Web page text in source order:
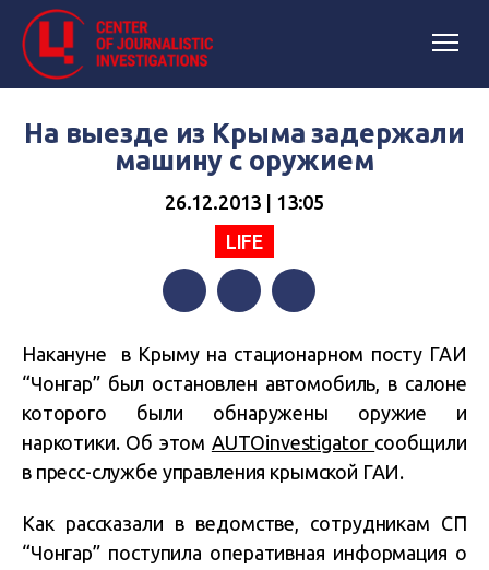
На выезде из Крыма задержали
машину с оружием
26.12.2013 | 13:05
LIFE
Накануне в Крыму на стационарном посту ГАИ
“Чонгар” был остановлен автомобиль, в салоне
которого были обнаружены оружие и
наркотики. Об этом AUTOinvestigator сообщили
в пресс-службе управления крымской ГАИ.
Как рассказали в ведомстве, сотрудникам СП
“Чонгар” поступила оперативная информация о